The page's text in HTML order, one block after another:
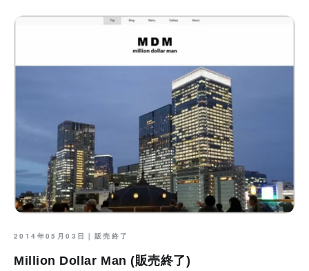
2014年05月03日｜ 販売終了
Million Dollar Man (販売終了)